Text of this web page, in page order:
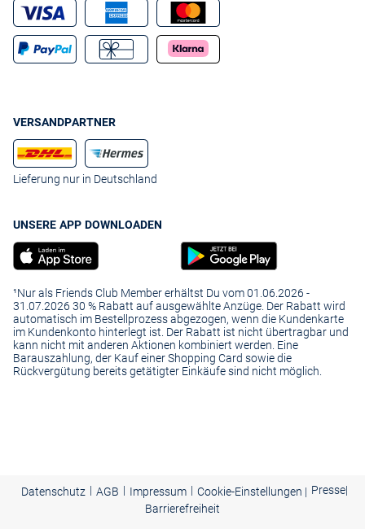
VERSANDPARTNER
Lieferung nur in Deutschland
UNSERE APP DOWNLOADEN
¹Nur als Friends Club Member erhältst Du vom 01.06.2026 -
31.07.2026 30 % Rabatt auf ausgewählte Anzüge. Der Rabatt wird
automatisch im Bestellprozess abgezogen, wenn die Kundenkarte
im Kundenkonto hinterlegt ist. Der Rabatt ist nicht übertragbar und
kann nicht mit anderen Aktionen kombiniert werden. Eine
Barauszahlung, der Kauf einer Shopping Card sowie die
Rückvergütung bereits getätigter Einkäufe sind nicht möglich.
Datenschutz | AGB | Impressum | Cookie-Einstellungen | Presse|
Barrierefreiheit